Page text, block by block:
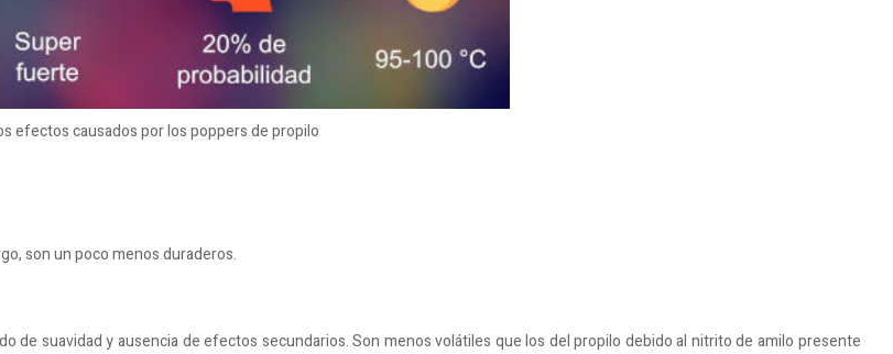
efectos causados ​​por los poppers de propilo
son un poco menos duraderos.
de suavidad y ausencia de efectos secundarios. Son menos volátiles que los del propilo debido al nitrito de amilo presente